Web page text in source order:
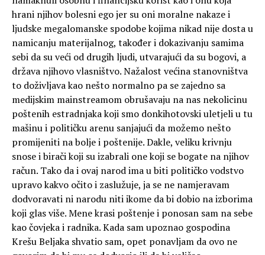
hrani njihov bolesni ego jer su oni moralne nakaze i
ljudske megalomanske spodobe kojima nikad nije dosta u
namicanju materijalnog, također i dokazivanju samima
sebi da su veći od drugih ljudi, utvarajući da su bogovi, a
država njihovo vlasništvo. Nažalost većina stanovništva
to doživljava kao nešto normalno pa se zajedno sa
medijskim mainstreamom obrušavaju na nas nekolicinu
poštenih estradnjaka koji smo donkihotovski uletjeli u tu
mašinu i političku arenu sanjajući da možemo nešto
promijeniti na bolje i poštenije. Dakle, veliku krivnju
snose i birači koji su izabrali one koji se bogate na njihov
račun. Tako da i ovaj narod ima u biti političko vodstvo
upravo kakvo očito i zaslužuje, ja se ne namjeravam
dodvoravati ni narodu niti ikome da bi dobio na izborima
koji glas više. Mene krasi poštenje i ponosan sam na sebe
kao čovjeka i radnika. Kada sam upoznao gospodina
Krešu Beljaka shvatio sam, opet ponavljam da ovo ne